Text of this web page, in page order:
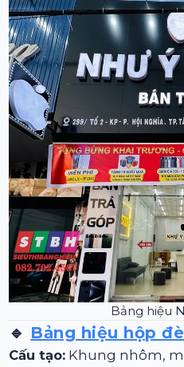
Bảng hiệu
🔹 Bảng hiệu hộp
Cấu tạo: Khung nhôm,